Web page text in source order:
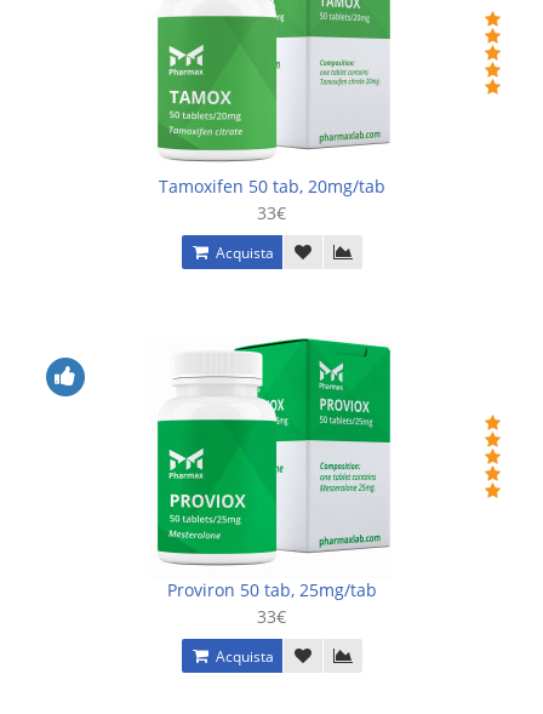
Tamoxifen 50 tab, 20mg/tab
33€
Acquista
Proviron 50 tab, 25mg/tab
33€
Acquista